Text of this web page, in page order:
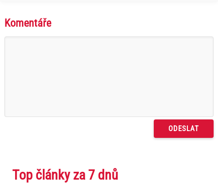
Komentáře
Top články za 7 dnů